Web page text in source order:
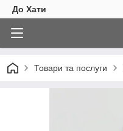
До Хати
Товари та послуги